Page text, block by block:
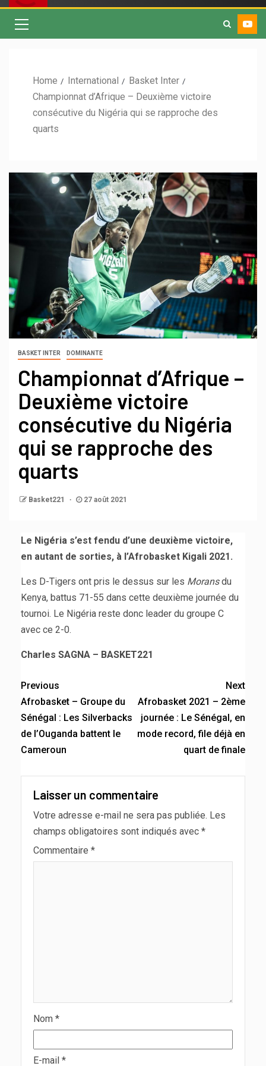
Home International
Basket Inter
Championnat d’Afrique – Deuxième victoire
consécutive du Nigéria qui se rapproche des
quarts
BASKET INTER DOMINANTE
Championnat d’Afrique –
Deuxième victoire
consécutive du Nigéria
qui se rapproche des
quarts
Basket221 27 août 2021
Le Nigéria s’est fendu d’une deuxième victoire,
en autant de sorties, à l’Afrobasket Kigali 2021.
Les D-Tigers ont pris le dessus sur les Moransdu
Kenya, battus 71-55 dans cette deuxième journée du
tournoi. Le Nigéria reste donc leader du groupe C
avec ce 2-0.
Charles SAGNA – BASKET221
Previous
Afrobasket – Groupe du
Sénégal : Les Silverbacks
de l’Ouganda battent le
Cameroun
Next
Afrobasket 2021 – 2ème
journée : Le Sénégal, en
mode record, file déjà en
quart de finale
Laisser un commentaire
Votre adresse e-mail ne sera pas publiée. Les
champs obligatoires sont indiqués avec *
Commentaire *
Nom *
E-mail *